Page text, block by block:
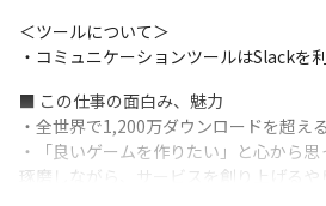
＜ツールについて＞
・コミュニケーションツールはSlackを
■ この仕事の面白み、魅力
・全世界で1,200万ダウンロードを超え
・「良いゲームを作りたい」と心から
琢磨しながら、サービスを創り上げるや